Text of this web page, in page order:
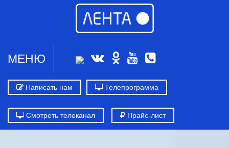
МЕНЮ
Написать нам Телепрограмма
Смотреть телеканал Прайс-лист